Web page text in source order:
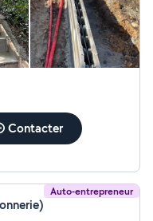
Contacter
Auto-entrepreneur